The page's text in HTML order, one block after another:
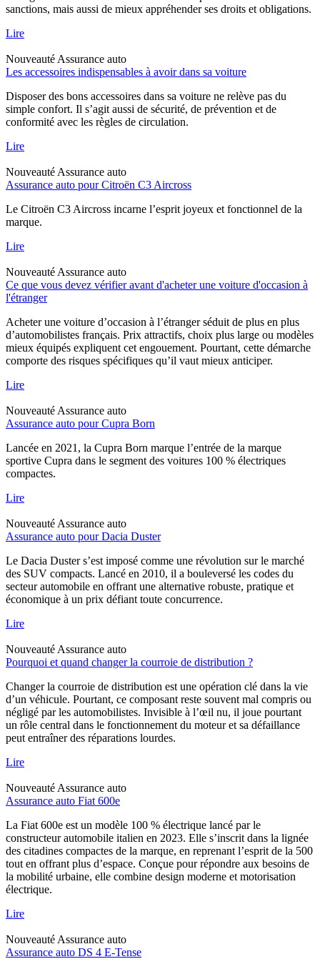
sanctions, mais aussi de mieux appréhender ses droits et obligations.
Lire
Nouveauté Assurance auto
Les accessoires indispensables à avoir dans sa voiture
Disposer des bons accessoires dans sa voiture ne relève pas du
simple confort. Il s’agit aussi de sécurité, de prévention et de
conformité avec les règles de circulation.
Lire
Nouveauté Assurance auto
Assurance auto pour Citroën C3 Aircross
Le Citroën C3 Aircross incarne l’esprit joyeux et fonctionnel de la
marque.
Lire
Nouveauté Assurance auto
Ce que vous devez vérifier avant d'acheter une voiture d'occasion à
l'étranger
Acheter une voiture d’occasion à l’étranger séduit de plus en plus
d’automobilistes français. Prix attractifs, choix plus large ou modèles
mieux équipés expliquent cet engouement. Pourtant, cette démarche
comporte des risques spécifiques qu’il vaut mieux anticiper.
Lire
Nouveauté Assurance auto
Assurance auto pour Cupra Born
Lancée en 2021, la Cupra Born marque l’entrée de la marque
sportive Cupra dans le segment des voitures 100 % électriques
compactes.
Lire
Nouveauté Assurance auto
Assurance auto pour Dacia Duster
Le Dacia Duster s’est imposé comme une révolution sur le marché
des SUV compacts. Lancé en 2010, il a bouleversé les codes du
secteur automobile en offrant une alternative robuste, pratique et
économique à un prix défiant toute concurrence.
Lire
Nouveauté Assurance auto
Pourquoi et quand changer la courroie de distribution ?
Changer la courroie de distribution est une opération clé dans la vie
d’un véhicule. Pourtant, ce composant reste souvent mal compris ou
négligé par les automobilistes. Invisible à l’œil nu, il joue pourtant
un rôle central dans le fonctionnement du moteur et sa défaillance
peut entraîner des réparations lourdes.
Lire
Nouveauté Assurance auto
Assurance auto Fiat 600e
La Fiat 600e est un modèle 100 % électrique lancé par le
constructeur automobile italien en 2023. Elle s’inscrit dans la lignée
des citadines compactes de la marque, en reprenant l’esprit de la 500
tout en offrant plus d’espace. Conçue pour répondre aux besoins de
la mobilité urbaine, elle combine design moderne et motorisation
électrique.
Lire
Nouveauté Assurance auto
Assurance auto DS 4 E-Tense